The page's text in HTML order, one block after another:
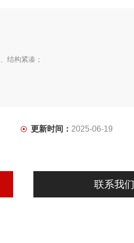
结构紧凑；
更新时间： 2025-06-19
联系我们